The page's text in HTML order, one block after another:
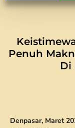
Penuh
Di
Denpasar, Maret